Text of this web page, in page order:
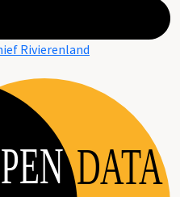
Rivierenland
DATA